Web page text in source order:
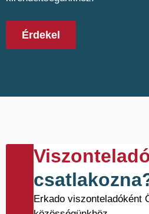
Érdekel
Erkado viszonteladóként